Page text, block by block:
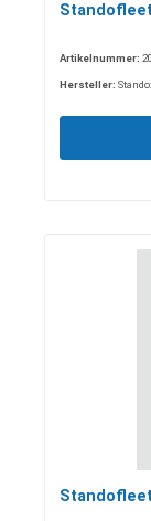
Standofleet
Artikelnummer:
Hersteller: